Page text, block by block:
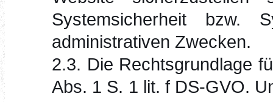
Systemsicherheit bzw.
administrativen Zwecken.
2.3. Die Rechtsgrundlage
Abs. 1 S. 1 lit. f DS-GVO.